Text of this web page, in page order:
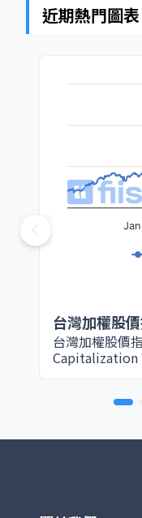
近期熱門圖表
台灣加權股
台灣加權股價
Capitalization
有在證交所上
積電、鴻海等